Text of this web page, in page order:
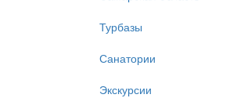
Турбазы
Санатории
Экскурсии